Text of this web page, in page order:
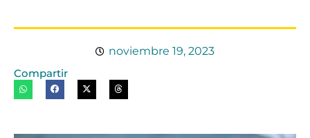
noviembre 19, 2023
Compartir